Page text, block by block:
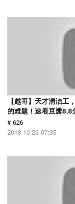
【越哥】天才清洁工
的难题！速看豆瓣8.8
# 626
2018-10-23 07:35